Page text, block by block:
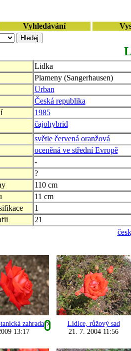
Vyhledávání
Lidka
Plameny (Sangerhausen)
Urban
Česká republika
1985
čajohybrid
světle červená oranžová
oceněná ve střední Evropě
-
?
110 cm
11 cm
1
21
zahrada ?
13:17
Lidice, růžový sad
21. 7. 2004 11:56